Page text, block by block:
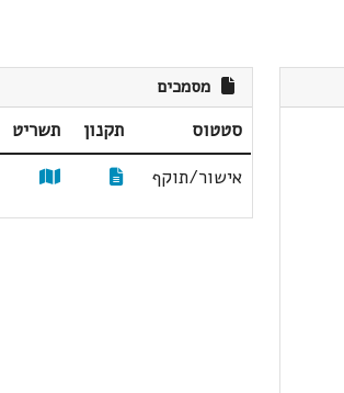
מסמכים
סטטוס תקנון תשריט
אישור/תוקף